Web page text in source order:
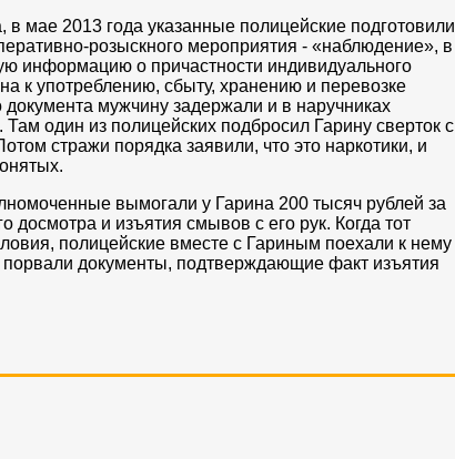
в мае 2013 года указанные полицейские подготовили
розыскного мероприятия - «наблюдение», в
информацию о причастности индивидуального
к употреблению, сбыту, хранению и перевозке
документа мужчину задержали и в наручниках
один из полицейских подбросил Гарину сверток с
стражи порядка заявили, что это наркотики, и
вымогали у Гарина 200 тысяч рублей за
досмотра и изъятия смывов с его рук. Когда тот
полицейские вместе с Гариным поехали к нему
документы, подтверждающие факт изъятия